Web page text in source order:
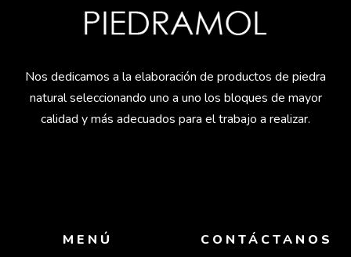
Nos dedicamos a la elaboración de productos de piedra
natural seleccionando uno a uno los bloques de mayor
calidad y más adecuados para el trabajo a realizar.
MENÚ CONTÁCTANOS